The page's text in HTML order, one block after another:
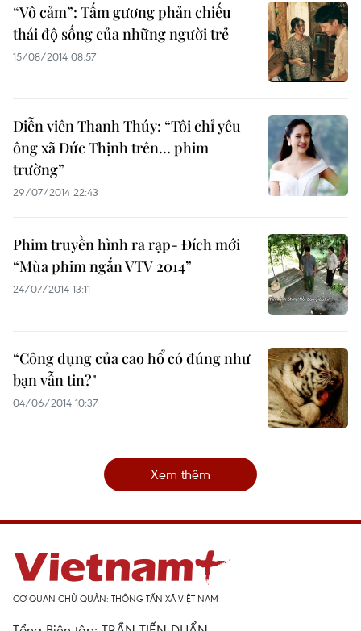
“Vô cảm”: Tấm gương phản chiếu
thái độ sống của những người trẻ
15/08/2014 08:57
Diễn viên Thanh Thúy: “Tôi chỉ yêu
ông xã Đức Thịnh trên… phim
trường”
29/07/2014 22:43
Phim truyền hình ra rạp- Đích mới
“Mùa phim ngắn VTV 2014”
24/07/2014 13:11
“Công dụng của cao hổ có đúng như
bạn vẫn tin?"
04/06/2014 10:37
Xem thêm
CƠ QUAN CHỦ QUẢN: THÔNG TẤN XÃ VIỆT NAM